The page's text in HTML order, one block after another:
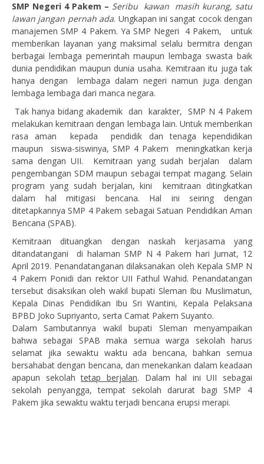
SMP Negeri 4 Pakem – Seribu kawan masih kurang, satu
lawan jangan pernah ada. Ungkapan ini sangat cocok dengan
manajemen SMP 4 Pakem. Ya SMP Negeri 4 Pakem, untuk
memberikan layanan yang maksimal selalu bermitra dengan
berbagai lembaga pemerintah maupun lembaga swasta baik
dunia pendidikan maupun dunia usaha. Kemitraan itu juga tak
hanya dengan lembaga dalam negeri namun juga dengan
lembaga lembaga dari manca negara.
Tak hanya bidang akademik dan karakter, SMP N 4 Pakem
melakukan kemitraan dengan lembaga lain. Untuk memberikan
rasa aman kepada pendidik dan tenaga kependidikan
maupun siswa-siswinya, SMP 4 Pakem meningkatkan kerja
sama dengan UII. Kemitraan yang sudah berjalan dalam
pengembangan SDM maupun sebagai tempat magang. Selain
program yang sudah berjalan, kini kemitraan ditingkatkan
dalam hal mitigasi bencana. Hal ini seiring dengan
ditetapkannya SMP 4 Pakem sebagai Satuan Pendidikan Aman
Bencana (SPAB).
Kemitraan dituangkan dengan naskah kerjasama yang
ditandatangani di halaman SMP N 4 Pakem hari Jumat, 12
April 2019. Penandatanganan dilaksanakan oleh Kepala SMP N
4 Pakem Ponidi dan rektor UII Fathul Wahid. Penandatangan
tersebut disaksikan oleh wakil bupati Sleman Ibu Muslimatun,
Kepala Dinas Pendidikan Ibu Sri Wantini, Kepala Pelaksana
BPBD Joko Supriyanto, serta Camat Pakem Suyanto.
Dalam Sambutannya wakil bupati Sleman menyampaikan
bahwa sebagai SPAB maka semua warga sekolah harus
selamat jika sewaktu waktu ada bencana, bahkan semua
bersahabat dengan bencana, dan menekankan dalam keadaan
apapun sekolahtetap berjalan. Dalam hal ini UII sebagai
sekolah penyangga, tempat sekolah darurat bagi SMP 4
Pakem jika sewaktu waktu terjadi bencana erupsi merapi.